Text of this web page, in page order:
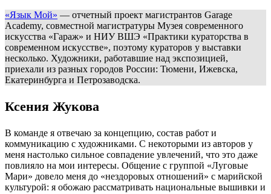
«Язык Мой» — отчетный проект магистрантов Garage
Academy, совместной магистратуры Музея современного
искусства «Гараж» и НИУ ВШЭ «Практики кураторства в
современном искусстве», поэтому кураторов у выставки
несколько. Художники, работавшие над экспозицией,
приехали из разных городов России: Тюмени, Ижевска,
Екатеринбурга и Петрозаводска.
Ксения Жукова
В команде я отвечаю за концепцию, состав работ и
коммуникацию с художниками. С некоторыми из авторов у
меня настолько сильное совпадение увлечений, что это даже
повлияло на мои интересы. Общение с группой «Луговые
Мари» довело меня до «нездоровых отношений» с марийской
культурой: я обожаю рассматривать национальные вышивки и